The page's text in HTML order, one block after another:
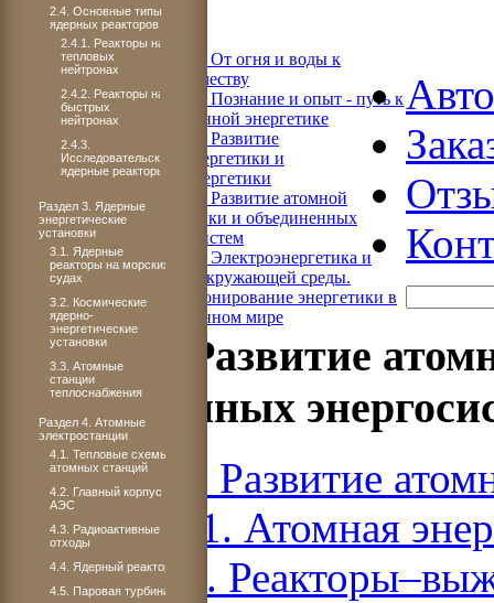
Читать
Книга 1. От огня и воды к
электричеству
Книга 2. Познание и опыт - путь к
современной энергетике
Книга 3. Развитие
теплоэнергетики и
гидроэнергетики
Книга 4. Развитие атомной
энергетики и объединенных
энергосистем
Книга 5. Электроэнергетика и
охрана окружающей среды.
Функционирование энергетики в
современном мире
Книга 4. Развитие
объединенных
Книга 4. Развитие
ЧАСТЬ 1. Атомная
Раздел 8.
2.4. Основные типы
ядерных реакторов
2.4.1. Реакторы на
тепловых
нейтронах
2.4.2. Реакторы на
быстрых
нейтронах
2.4.3.
Исследовательские
ядерные реакторы
Раздел 3. Ядерные
энергетические
установки
3.1. Ядерные
реакторы на морских
судах
3.2. Космические
ядерно-
энергетические
установки
3.3. Атомные
станции
теплоснабжения
Раздел 4. Атомные
электростанции
4.1. Тепловые схемы
атомных станций
4.2. Главный корпус
АЭС
4.3. Радиоактивные
отходы
4.4. Ядерный реактор
4.5. Паровая турбина